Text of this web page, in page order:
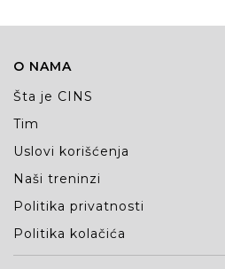
O NAMA
Šta je CINS
Tim
Uslovi korišćenja
Naši treninzi
Politika privatnosti
Politika kolačića